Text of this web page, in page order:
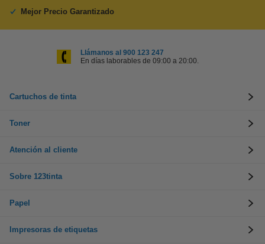
Mejor Precio Garantizado
Llámanos al 900 123 247
En días laborables de 09:00 a 20:00.
Cartuchos de tinta
Toner
Atención al cliente
Sobre 123tinta
Papel
Impresoras de etiquetas